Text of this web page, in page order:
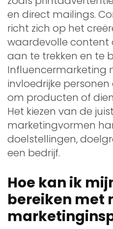
en direct mailings.
richt zich op het
waardevolle content
aan te trekken en te
Influencermarketing
invloedrijke
om producten of
Het kiezen van de
marketingvormen
doelstellingen,
een bedrijf.
Hoe kan ik
bereiken met